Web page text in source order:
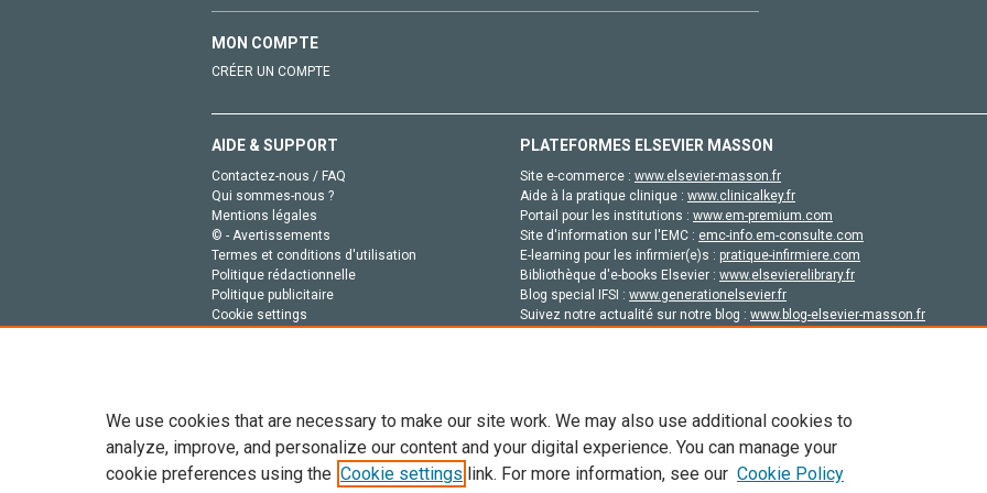
MON COMPTE
CRÉER UN COMPTE
AIDE & SUPPORT
Contactez-nous / FAQ
Qui sommes-nous ?
Mentions légales
© - Avertissements
Termes et conditions d'utilisation
Politique rédactionnelle
Politique publicitaire
Cookie settings
PLATEFORMES ELSEVIER MASSON
Site e-commerce : www.elsevier-masson.fr
Aide à la pratique clinique : www.clinicalkey.fr
Portail pour les institutions : www.em-premium.com
Site d'information sur l'EMC : emc-info.em-consulte.com
E-learning pour les infirmier(e)s : pratique-infirmiere.com
Bibliothèque d'e-books Elsevier : www.elsevierelibrary.fr
Blog special IFSI : www.generationelsevier.fr
Suivez notre actualité sur notre blog : www.blog-elsevier-masson.fr
Tout le contenu de ce site: Copyright © 2026 Elsevier, ses concédants de licence et ses contributeurs. Tout les droits sont réservés,
We use cookies that are necessary to make our site work. We may also use additional cookies to
analyze, improve, and personalize our content and your digital experience. You can manage your
cookie preferences using the Cookie settings link. For more information, see our Cookie Policy